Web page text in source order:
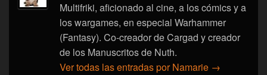
Multifriki, aficionado al cine, a los cómics y a
los wargames, en especial Warhammer
(Fantasy). Co-creador de Cargad y creador
de los Manuscritos de Nuth.
Ver todas las entradas por Namarie →